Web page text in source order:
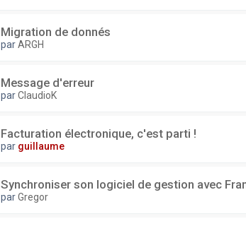
Migration de donnés
parARGH
Message d'erreur
parClaudioK
Facturation électronique, c'est parti !
par guillaume
Synchroniser son logiciel de gestion avec
parGregor